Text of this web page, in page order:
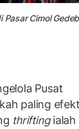
Cimol
Pusat
paling
thriftingialah